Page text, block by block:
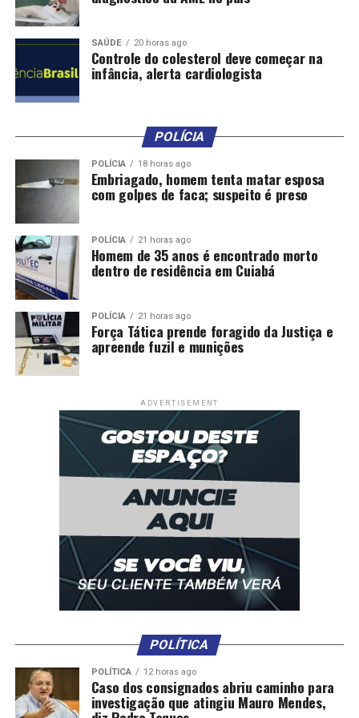
Conjunto da economia
A Pesquisa Mensal de Serviços é a terceira de três
levantamentos conjunturais divulgados mês a mês pelo
produção da indústria brasileira cresceu 0,1%
o comércio recuou 0,1%
intervalo de comparação.
Nos desempenhos acumulados em 12 meses, a
indústria cresceu 2,4%. O comércio apresentou
expansão de 2,7%.
Fonte: EBC Economia
RELATED TOPICS: ATINGE CRESCE JUNHO
SERVIÇOS SETOR
Petrobras pagou R$ 131,7 bilhões em tributos no
primeiro semestre
Plano Safra: BNDES atinge R$ 10 bilhões de recursos
aprovados
SAÚDE 20 horas ago
Controle do colesterol deve começar na
infância, alerta cardiologista
POLÍCIA
POLÍCIA 18 horas ago
Embriagado, homem tenta matar esposa
com golpes de faca; suspeito é preso
POLÍCIA 21 horas ago
Homem de 35 anos é encontrado morto
dentro de residência em Cuiabá
POLÍCIA 21 horas ago
Força Tática prende foragido da Justiça e
apreende fuzil e munições
ADVERTISEMENT
POLÍTICA
POLÍTICA 12 horas ago
Caso dos consignados abriu caminho para
investigação que atingiu Mauro Mendes,